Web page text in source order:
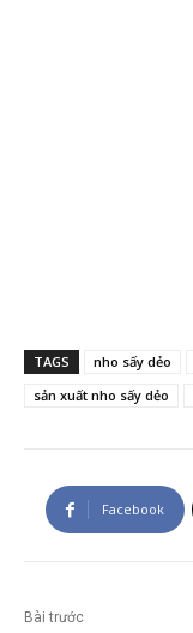
TAGS nho sấy dẻo
sản xuất nho sấy dẻo
Facebook
Bài trước